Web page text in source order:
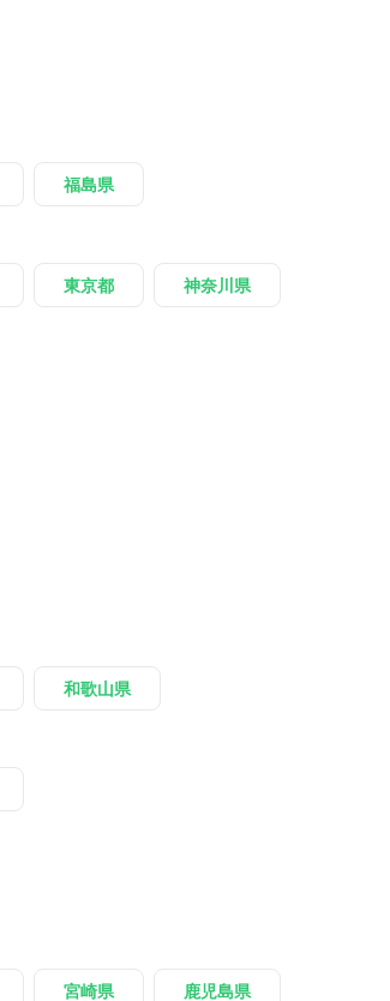
福島県
東京都 神奈川県
和歌山県
宮崎県 鹿児島県